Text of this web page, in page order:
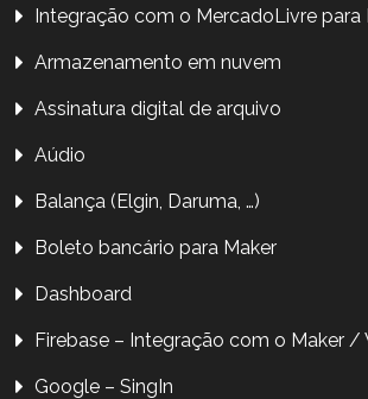
Integração com o MercadoLivre para
Armazenamento em nuvem
Assinatura digital de arquivo
Aúdio
Balança (Elgin, Daruma, …)
Boleto bancário para Maker
Dashboard
Firebase – Integração com o Maker /
Google – SingIn